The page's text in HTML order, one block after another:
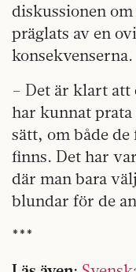
diskussionen
präglats av en
konsekvenserna.
– Det är klart
har kunnat
sätt, om både
finns. Det har
där man bara
blundar för de
***